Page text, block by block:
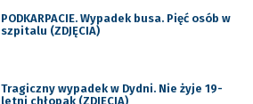
PODKARPACIE. Wypadek busa. Pięć osób w
szpitalu (ZDJĘCIA)
Tragiczny wypadek w Dydni. Nie żyje 19-
letni chłopak (ZDJĘCIA)